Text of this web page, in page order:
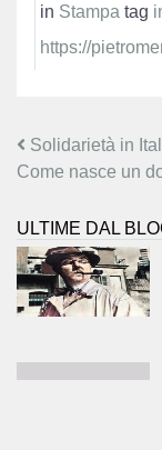
in Stampa tag
https://
Solidarietà in
Come nasce un
ULTIME DAL